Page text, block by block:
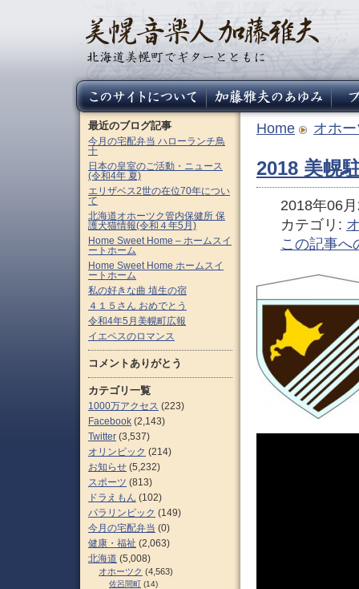
Home オホ
2018 美幌
2018年06
カテゴリ:
この記事へ
最近のブログ記事
今月の宅配弁当 ハローランチ鳥
十
日本の皇室のご活動・ニュース
(令和4年 夏)
エリザベス2世の在位70年につい
て
北海道オホーツク管内保健所 保
護犬猫情報(令和４年5月)
Home Sweet Home – ホームスイ
ートホーム
Home Sweet Home ホームスイ
ートホーム
私の好きな曲 埴生の宿
４１５さん おめでとう
令和4年5月美幌町広報
イエペスのロマンス
コメントありがとう
カテゴリ一覧
1000万アクセス (223)
Facebook (2,143)
Twitter (3,537)
オリンピック (214)
お知らせ (5,232)
スポーツ (813)
ドラえもん (102)
パラリンピック (149)
今月の宅配弁当 (0)
健康・福祉 (2,063)
北海道 (5,008)
オホーツク (4,563)
佐呂間町 (14)